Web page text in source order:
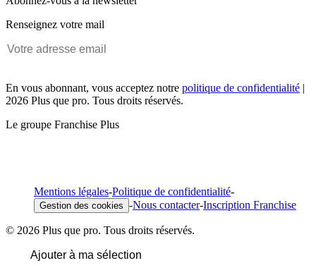
Renseignez votre mail
En vous abonnant, vous acceptez notre politique de confidentialité |
2026 Plus que pro. Tous droits réservés.
Le groupe Franchise Plus
Mentions légales-Politique de confidentialité-
Gestion des cookies -Nous contacter-Inscription Franchise
© 2026 Plus que pro. Tous droits réservés.
Ajouter à ma sélection